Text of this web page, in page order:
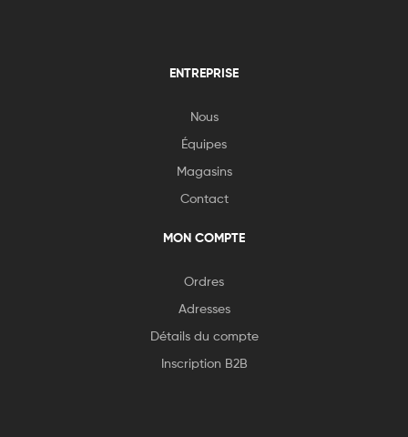
ENTREPRISE
Nous
Équipes
Magasins
Contact
MON COMPTE
Ordres
Adresses
Détails du compte
Inscription B2B